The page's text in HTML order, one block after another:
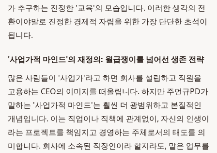
가 추구하는 진정한 '교육'의 모습입니다. 이러한 생각의 전
환이야말로 진정한 경제적 자립을 위한 가장 단단한 초석이
됩니다.
'사업가적 마인드'의 재정의: 월급쟁이를 넘어선 생존 전략
많은 사람들이 '사업가'라고 하면 회사를 설립하고 직원을
고용하는 CEO의 이미지를 떠올립니다. 하지만 주언규PD가
말하는 '사업가적 마인드'는 훨씬 더 광범위하고 본질적인
개념입니다. 이는 직업이나 직책에 관계없이, 자신의 인생이
라는 프로젝트를 책임지고 경영하는 주체로서의 태도를 의
미합니다. 회사에 소속된 직장인이라 할지라도, 맡은 업무를